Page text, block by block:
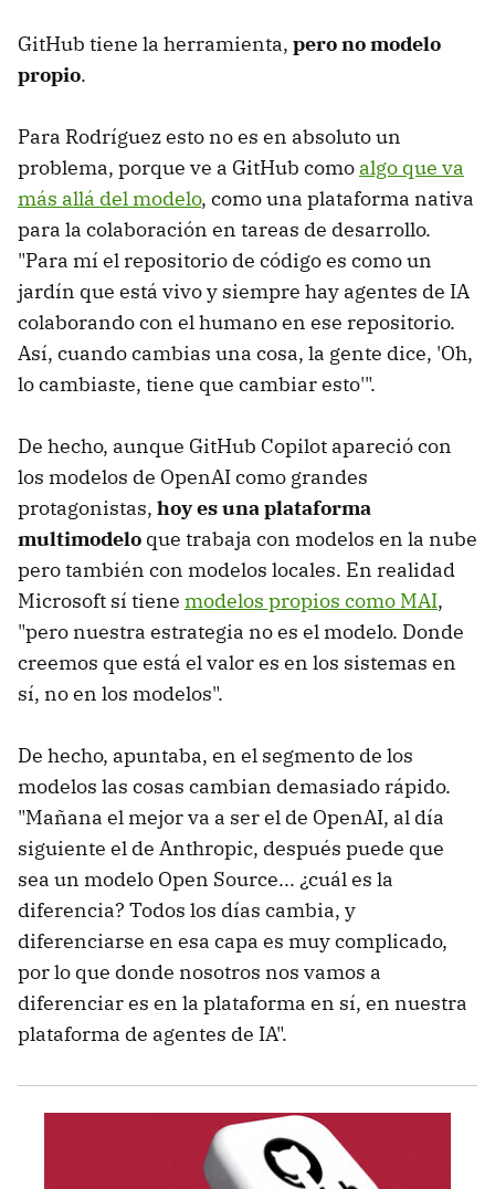
GitHub tiene la herramienta, pero no modelo
propio.
Para Rodríguez esto no es en absoluto un
problema, porque ve a GitHub como algo que va
más allá del modelo, como una plataforma nativa
para la colaboración en tareas de desarrollo.
"Para mí el repositorio de código es como un
jardín que está vivo y siempre hay agentes de IA
colaborando con el humano en ese repositorio.
Así, cuando cambias una cosa, la gente dice, 'Oh,
lo cambiaste, tiene que cambiar esto'".
De hecho, aunque GitHub Copilot apareció con
los modelos de OpenAI como grandes
protagonistas, hoy es una plataforma
multimodelo que trabaja con modelos en la nube
pero también con modelos locales. En realidad
Microsoft sí tiene modelos propios como MAI,
"pero nuestra estrategia no es el modelo. Donde
creemos que está el valor es en los sistemas en
sí, no en los modelos".
De hecho, apuntaba, en el segmento de los
modelos las cosas cambian demasiado rápido.
"Mañana el mejor va a ser el de OpenAI, al día
siguiente el de Anthropic, después puede que
sea un modelo Open Source... ¿cuál es la
diferencia? Todos los días cambia, y
diferenciarse en esa capa es muy complicado,
por lo que donde nosotros nos vamos a
diferenciar es en la plataforma en sí, en nuestra
plataforma de agentes de IA".